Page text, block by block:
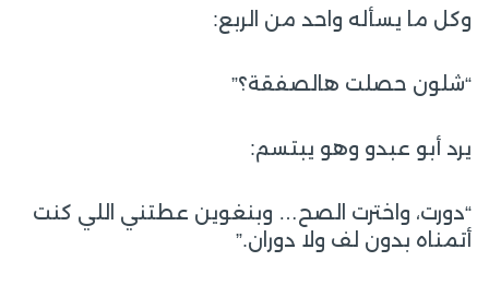
وكل ما يسأله واحد من الربع:
“شلون حصلت هالصفقة؟”
يرد أبو عبدو وهو يبتسم:
“دورت، واخترت الصح… وبنغوين عطتني اللي كنت
أتمناه بدون لف ولا دوران.”